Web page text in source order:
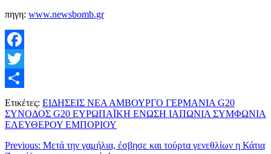
πηγη: www.newsbomb.gr
Facebook
Twitter
Μοιραστείτε
Ετικέτες: ΕΙΔΗΣΕΙΣ ΝΕΑ ΑΜΒΟΥΡΓΟ ΓΕΡΜΑΝΙΑ G20
ΣΥΝΟΔΟΣ G20 ΕΥΡΩΠΑΪΚΗ ΕΝΩΣΗ ΙΑΠΩΝΙΑ ΣΥΜΦΩΝΙΑ
ΕΛΕΥΘΕΡΟΥ ΕΜΠΟΡΙΟΥ
Previous: Μετά την γαμήλια, έσβησε και τούρτα γενεθλίων η Κάτια